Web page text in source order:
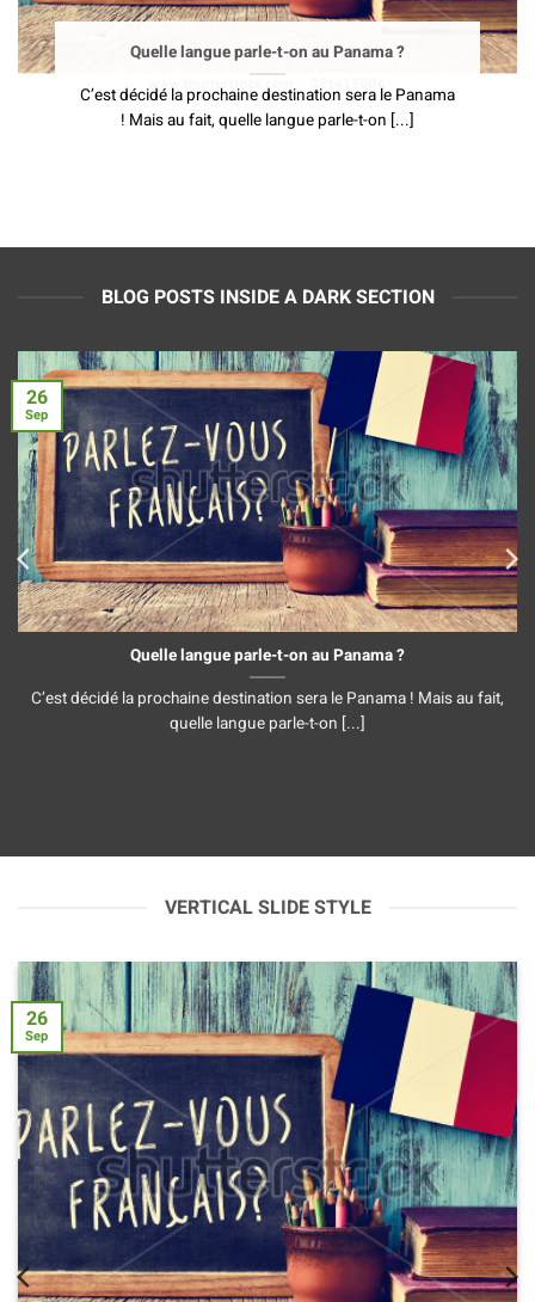
Quelle langue parle-t-on au Panama ?
C’est décidé la prochaine destination sera le Panama
! Mais au fait, quelle langue parle-t-on [...]
BLOG POSTS INSIDE A DARK SECTION
Quelle langue parle-t-on au Panama ?
C’est décidé la prochaine destination sera le Panama ! Mais au fait,
quelle langue parle-t-on [...]
26
Sep
VERTICAL SLIDE STYLE
26
Sep